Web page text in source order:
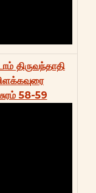
திருவந்தாதி
58-59